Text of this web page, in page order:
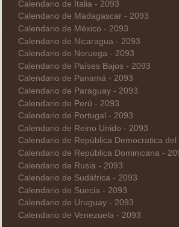
Calendario de Italia - 2093
Calendario de Madagascar - 2093
Calendario de México - 2093
Calendario de Nicaragua - 2093
Calendario de Noruega - 2093
Calendario de Países Bajos - 2093
Calendario de Panamá - 2093
Calendario de Paraguay - 2093
Calendario de Perú - 2093
Calendario de Portugal - 2093
Calendario de Reino Unido - 2093
Calendario de República Democratica
Calendario de República Dominicana -
Calendario de Rusia - 2093
Calendario de Sudáfrica - 2093
Calendario de Suecia - 2093
Calendario de Uruguay - 2093
Calendario de Venezuela - 2093